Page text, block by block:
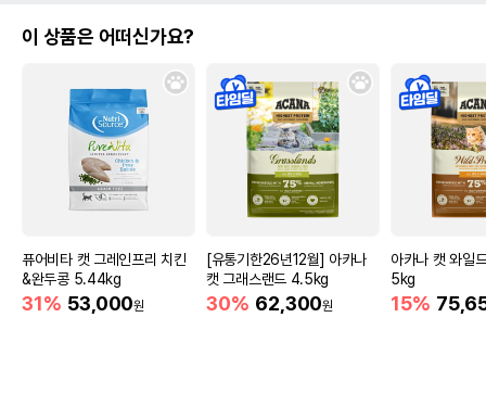
이 상품은 어떠신가요?
퓨어비타 캣 그레인프리 치킨
&완두콩 5.44kg
31% 53,000원
[유통기한26년12월] 아카나
캣 그래스랜드 4.5kg
30% 62,300원
아카나 캣 와일
5kg
15%